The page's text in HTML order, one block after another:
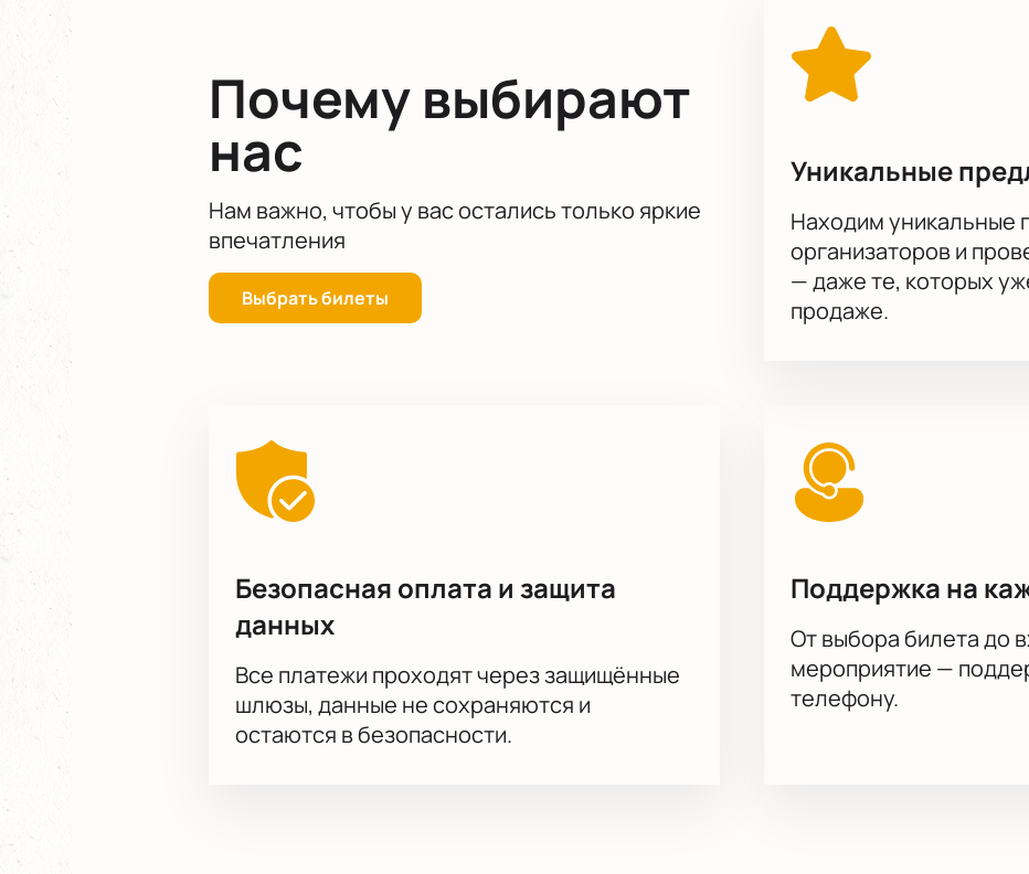
Почему выбирают
нас
Нам важно, чтобы у вас остались только яркие
впечатления
Выбрать билеты
Уникальные
Находим уникальные
организаторов и
— даже те, которых
продаже.
Безопасная оплата и защита
данных
Все платежи проходят через защищённые
шлюзы, данные не сохраняются и
остаются в безопасности.
Поддержка на
От выбора билета до
мероприятие —
телефону.